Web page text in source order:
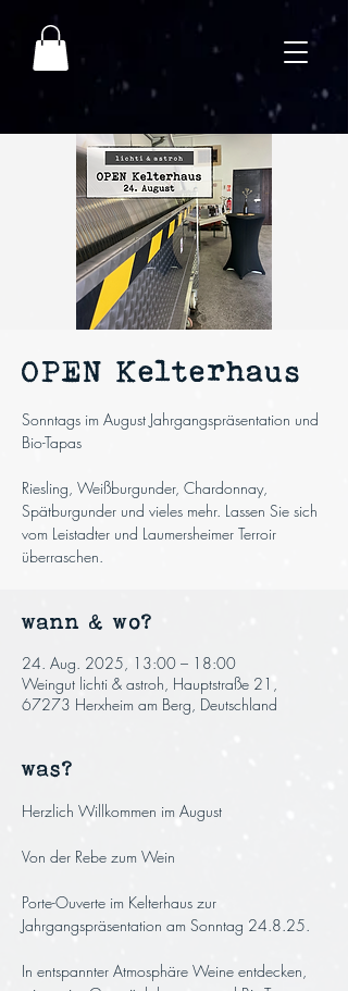
OPEN Kelterhaus
Sonntags im August Jahrgangspräsentation und
Bio-Tapas
Riesling, Weißburgunder, Chardonnay,
Spätburgunder und vieles mehr. Lassen Sie sich
vom Leistadter und Laumersheimer Terroir
überraschen.
wann & wo?
24. Aug. 2025, 13:00 – 18:00
Weingut lichti & astroh, Hauptstraße 21,
67273 Herxheim am Berg, Deutschland
was?
Herzlich Willkommen im August
Von der Rebe zum Wein
Porte-Ouverte im Kelterhaus zur
Jahrgangspräsentation am Sonntag 24.8.25.
In entspannter Atmosphäre Weine entdecken,